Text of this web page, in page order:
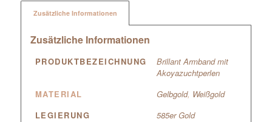
Zusätzliche Informationen
Zusätzliche Informationen
PRODUKTBEZEICHNUNG
Brillant Armband mit
Akoyazuchtperlen
MATERIAL
Gelbgold, Weißgold
LEGIERUNG
585er Gold